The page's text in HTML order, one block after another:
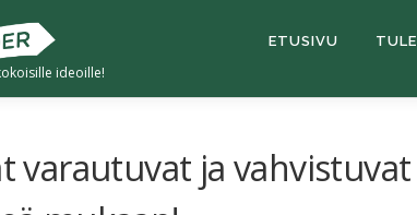
ideoille!
ETUSIVU
varautuvat ja